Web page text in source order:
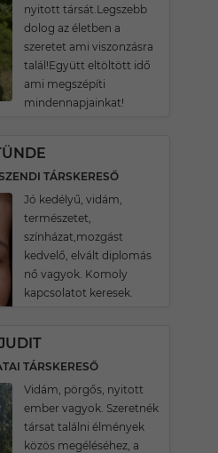
nyitott társát.Legszebb
dolog az életben a
szeretet ami viszonzásra
talál!Együtt eltöltött idő
ami megszépíti
mindennapjainkat!
TÁRSKERESŐ
Jó kedélyű, vidám,
természetet,
színházat,mozgást
kedvelő, elvált diplomás
nő vagyok. Komoly
kapcsolatot keresek.
TÁRSKERESŐ
Vidám, pörgős, nyitott
ember vagyok. Szeretnék
társat találni élmények
közös megéléséhez, a